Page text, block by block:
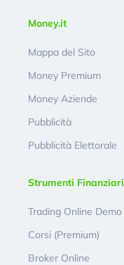
Money.it
Mappa del Sito
Money Premium
Money Aziende
Pubblicità
Pubblicità Elettorale
Strumenti Finanziari
Trading Online Demo
Corsi (Premium)
Broker Online